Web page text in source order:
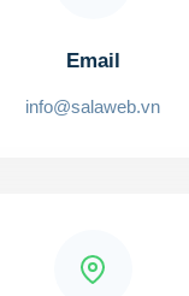
Email
info@salaweb.vn